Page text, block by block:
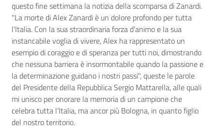
questo fine settimana la notizia della scomparsa di Zanardi.
"La morte di Alex Zanardi è un dolore profondo per tutta
l'Italia. Con la sua straordinaria forza d’animo e la sua
instancabile voglia di vivere, Alex ha rappresentato un
esempio di coraggio e di speranza per tutti noi, dimostrando
che nessuna barriera è insormontabile quando la passione e
la determinazione guidano i nostri passi", queste le parole
del Presidente della Repubblica Sergio Mattarella, alle quali
mi unisco per onorare la memoria di un campione che
celebra tutta l’Italia, ma ancor più Bologna, in quanto figlio
del nostro territorio.